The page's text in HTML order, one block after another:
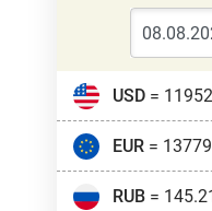
USD=
EUR=
RUB=